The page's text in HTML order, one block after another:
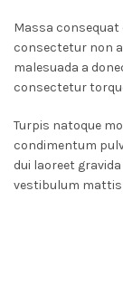
Massa
consectetur non
malesuada a
consectetur
Turpis natoque
condimentum
dui laoreet
vestibulum mattis